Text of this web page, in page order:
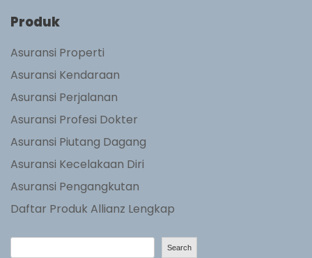
Produk
Asuransi Properti
Asuransi Kendaraan
Asuransi Perjalanan
Asuransi Profesi Dokter
Asuransi Piutang Dagang
Asuransi Kecelakaan Diri
Asuransi Pengangkutan
Daftar Produk Allianz Lengkap
Search